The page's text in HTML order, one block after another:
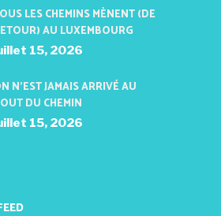
LES CHEMINS MÈNENT (DE
AU LUXEMBOURG
15, 2026
N’EST JAMAIS ARRIVÉ AU
DU CHEMIN
15, 2026